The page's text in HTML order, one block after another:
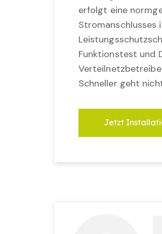
erfolgt eine
Stromanschlusses
Funktionstest und
Schneller geht
Jetzt